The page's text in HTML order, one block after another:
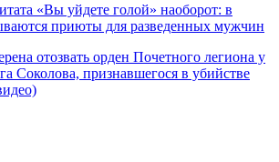
«Вы уйдете голой» наоборот: в
приюты для разведенных мужчин
отозвать орден Почетного легиона у
Соколова, признавшегося в убийстве